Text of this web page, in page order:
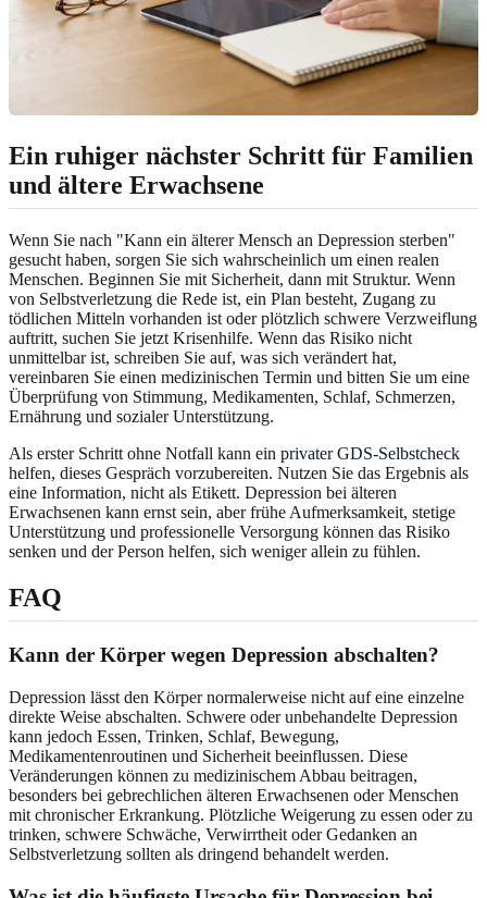
Ein ruhiger nächster Schritt für Familien
und ältere Erwachsene
Wenn Sie nach "Kann ein älterer Mensch an Depression sterben"
gesucht haben, sorgen Sie sich wahrscheinlich um einen realen
Menschen. Beginnen Sie mit Sicherheit, dann mit Struktur. Wenn
von Selbstverletzung die Rede ist, ein Plan besteht, Zugang zu
tödlichen Mitteln vorhanden ist oder plötzlich schwere Verzweiflung
auftritt, suchen Sie jetzt Krisenhilfe. Wenn das Risiko nicht
unmittelbar ist, schreiben Sie auf, was sich verändert hat,
vereinbaren Sie einen medizinischen Termin und bitten Sie um eine
Überprüfung von Stimmung, Medikamenten, Schlaf, Schmerzen,
Ernährung und sozialer Unterstützung.
Als erster Schritt ohne Notfall kann ein privater GDS-Selbstcheck
helfen, dieses Gespräch vorzubereiten. Nutzen Sie das Ergebnis als
eine Information, nicht als Etikett. Depression bei älteren
Erwachsenen kann ernst sein, aber frühe Aufmerksamkeit, stetige
Unterstützung und professionelle Versorgung können das Risiko
senken und der Person helfen, sich weniger allein zu fühlen.
FAQ
Kann der Körper wegen Depression abschalten?
Depression lässt den Körper normalerweise nicht auf eine einzelne
direkte Weise abschalten. Schwere oder unbehandelte Depression
kann jedoch Essen, Trinken, Schlaf, Bewegung,
Medikamentenroutinen und Sicherheit beeinflussen. Diese
Veränderungen können zu medizinischem Abbau beitragen,
besonders bei gebrechlichen älteren Erwachsenen oder Menschen
mit chronischer Erkrankung. Plötzliche Weigerung zu essen oder zu
trinken, schwere Schwäche, Verwirrtheit oder Gedanken an
Selbstverletzung sollten als dringend behandelt werden.